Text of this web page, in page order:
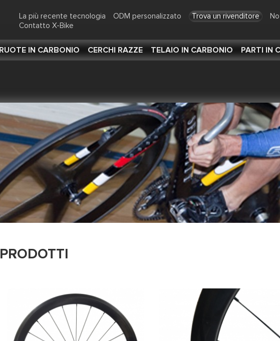
La più recente tecnologia ODM personalizzato Trova un rivenditore
Contatto X-Bike
RUOTE IN CARBONIO CERCHI RAZZE TELAIO IN CARBONIO PARTI IN
PRODOTTI